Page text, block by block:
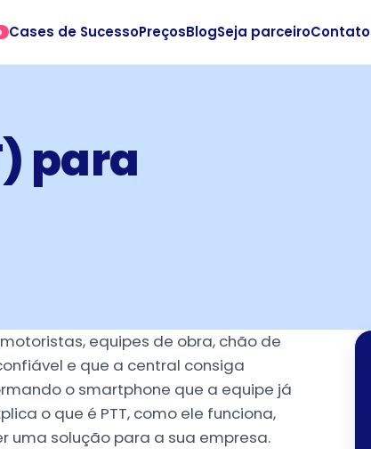
Cases de SucessoPreçosBlogSeja parceiroContato
para
equipes de obra, chão de
e que a central consiga
o smartphone que a equipe já
o que é PTT, como ele funciona,
uma solução para a sua empresa.